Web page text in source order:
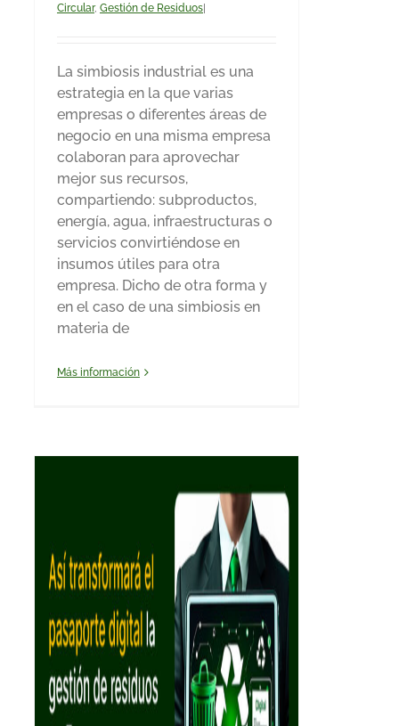
Circular, Gestión de Residuos|
La simbiosis industrial es una
estrategia en la que varias
empresas o diferentes áreas de
negocio en una misma empresa
colaboran para aprovechar
mejor sus recursos,
compartiendo: subproductos,
energía, agua, infraestructuras o
servicios convirtiéndose en
insumos útiles para otra
empresa. Dicho de otra forma y
en el caso de una simbiosis en
materia de
Más información